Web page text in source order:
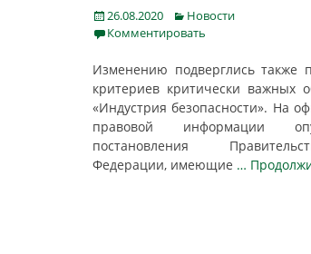
Posted
on
26.08.2020 Categories
Новости
Комментировать
Изменению подверглись также
критериев критически важных
«Индустрия безопасности». На
правовой информации
постановления
Федерации, имеющие …